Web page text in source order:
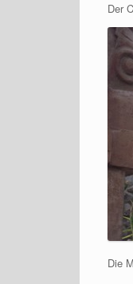
Der
Die